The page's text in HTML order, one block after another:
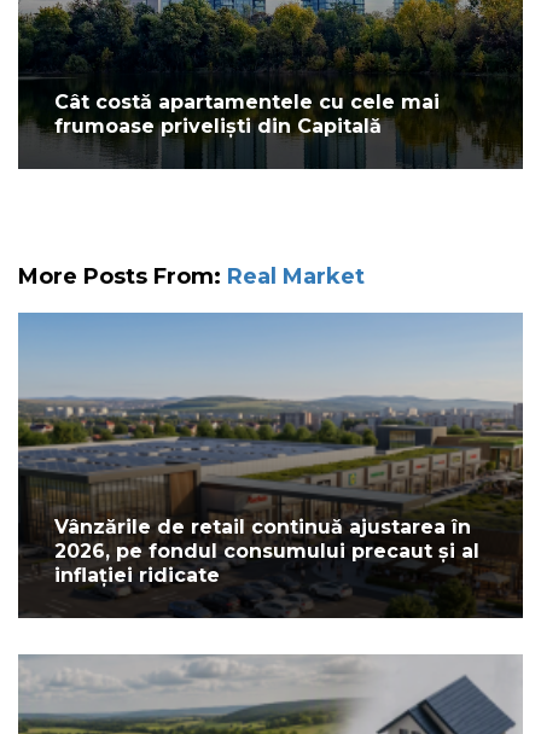
Cât costă apartamentele cu cele mai
frumoase priveliști din Capitală
More Posts From: Real Market
Vânzările de retail continuă ajustarea în
2026, pe fondul consumului precaut și al
inflației ridicate